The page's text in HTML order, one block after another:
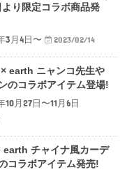
り限定コラボ商品発
3月4日〜
2023/02/14
earth ニャンコ先生や
のコラボアイテム登場!
月27日〜11月6日
earth チャイナ風カーデ
コラボアイテム発売!